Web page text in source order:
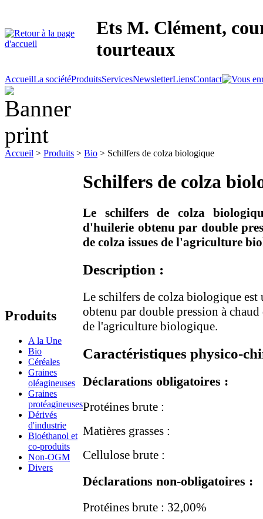
Ets M. Clément,
tourteaux
AccueilLa sociétéProduitsServicesNewsletterLiensContact
Accueil > Produits > Bio > Schilfers de colza biologique
Produits
A la Une
Bio
Céréales
Graines
oléagineuses
Graines
protéagineuses
Dérivés
d'industrie
Bioéthanol et
co-produits
Non-OGM
Divers
Schilfers de colza
Le schilfers de colza
d'huilerie obtenu par double
de colza issues de l'agriculture
Description :
Le schilfers de colza biologique
obtenu par double pression à chaud
de l'agriculture biologique.
Caractéristiques physico-
Déclarations obligatoires :
Protéines brute :
Matières grasses :
Cellulose brute :
Déclarations non-obligatoires :
Protéines brute : 32,00%